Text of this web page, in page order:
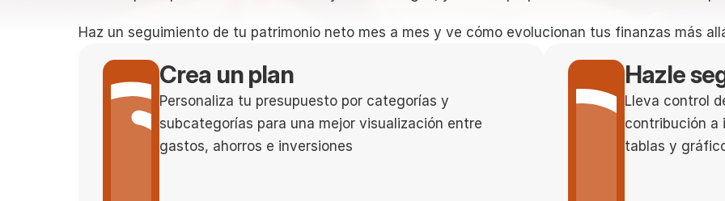
Haz un seguimiento de tu patrimonio neto mes a mes y ve cómo evolucionan tus finanzas más
Crea un plan
Personaliza tu presupuesto por categorías y
subcategorías para una mejor visualización entre
gastos, ahorros e inversiones
Hazle
Lleva control
contribución a
tablas y